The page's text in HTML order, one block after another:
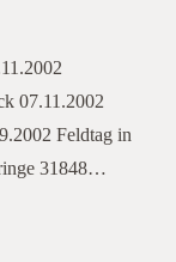
07.11.2002
Feldtag in
31848…